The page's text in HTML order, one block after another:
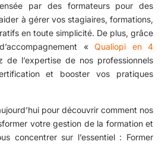
par des formateurs pour des
à gérer vos stagiaires, formations,
en toute simplicité. De plus, grâce
«Qualiopi en 4
de l’expertise de nos professionnels
et booster vos pratiques
pour découvrir comment nos
votre gestion de la formation et
concentrer sur l’essentiel : Former